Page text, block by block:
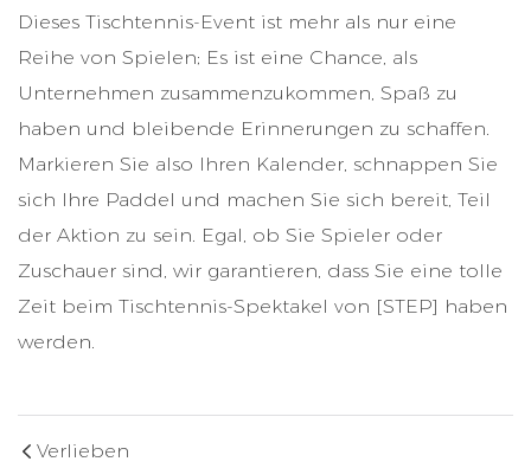
Dieses Tischtennis-Event ist mehr als nur eine
Reihe von Spielen; Es ist eine Chance, als
Unternehmen zusammenzukommen, Spaß zu
haben und bleibende Erinnerungen zu schaffen.
Markieren Sie also Ihren Kalender, schnappen Sie
sich Ihre Paddel und machen Sie sich bereit, Teil
der Aktion zu sein. Egal, ob Sie Spieler oder
Zuschauer sind, wir garantieren, dass Sie eine tolle
Zeit beim Tischtennis-Spektakel von [STEP] haben
werden.
Verlieben